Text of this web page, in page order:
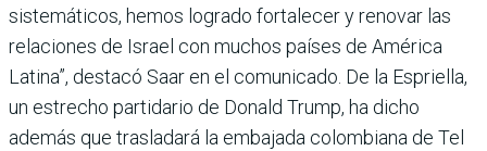
sistemáticos, hemos logrado fortalecer y renovar las
relaciones de Israel con muchos países de América
Latina”, destacó Saar en el comunicado. De la Espriella,
un estrecho partidario de Donald Trump, ha dicho
además que trasladará la embajada colombiana de Tel